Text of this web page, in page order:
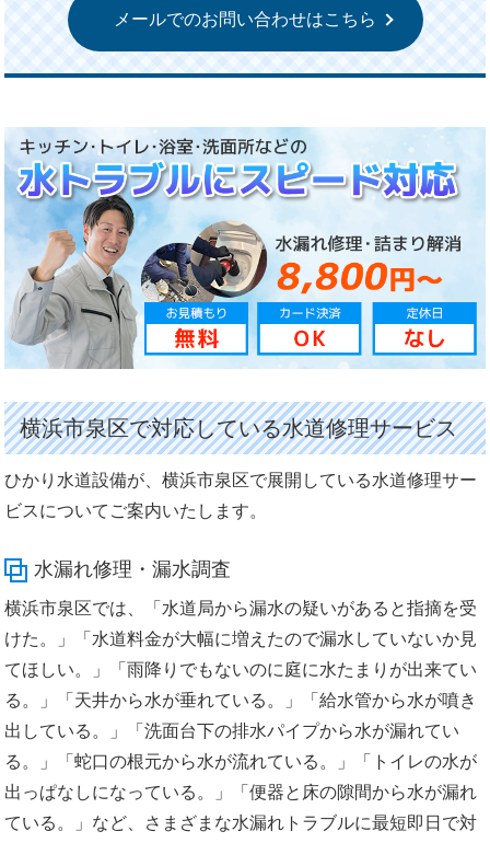
メールでのお問い合わせはこちら
横浜市泉区で対応している水道修理サービス
ひかり水道設備が、横浜市泉区で展開している水道修理サー
ビスについてご案内いたします。
水漏れ修理・漏水調査
横浜市泉区では、「水道局から漏水の疑いがあると指摘を受
けた。」「水道料金が大幅に増えたので漏水していないか見
てほしい。」「雨降りでもないのに庭に水たまりが出来てい
る。」「天井から水が垂れている。」「給水管から水が噴き
出している。」「洗面台下の排水パイプから水が漏れてい
る。」「蛇口の根元から水が流れている。」「トイレの水が
出っぱなしになっている。」「便器と床の隙間から水が漏れ
ている。」など、さまざまな水漏れトラブルに最短即日で対